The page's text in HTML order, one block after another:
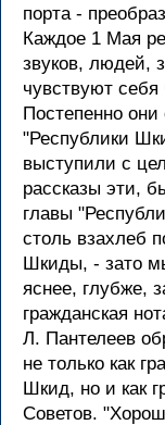
порта -
Каждое 1 Мая
звуков, людей,
чувствуют себя
Постепенно
"Республики
выступили с
рассказы эти,
главы
столь взахлеб
Шкиды, - зато
яснее, глубже,
гражданская
Л. Пантелеев
не только как
Шкид, но и как
Советов.